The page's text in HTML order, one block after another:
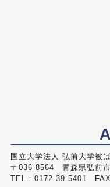
国立大学法人 弘前大学被
〒036-8564 青森県弘前
TEL：0172-39-5401